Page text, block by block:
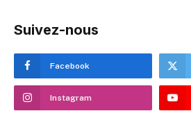
Suivez-nous
Facebook
Instagram